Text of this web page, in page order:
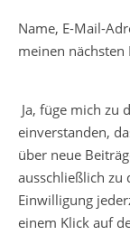
Name, E-Mail-
meinen
Ja, füge mich zu
einverstanden,
über neue
ausschließlich zu
Einwilligung
einem Klick auf